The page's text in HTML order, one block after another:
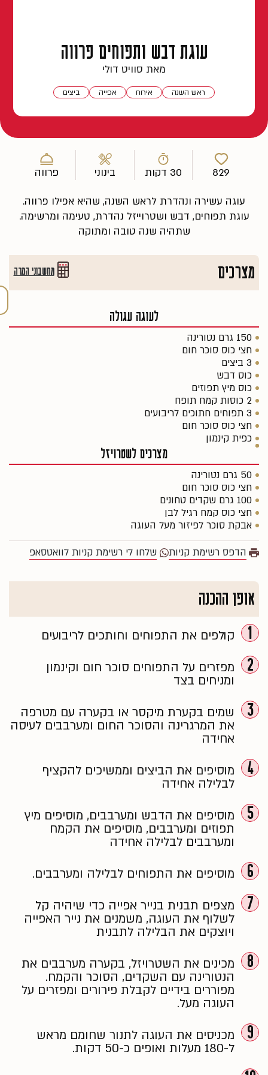
עוגת דבש ותפוחים פרווה
מאת סוויט דולי
ראש השנה אירוח אפייה ביצים
829 30 דקות בינוני פרווה
עוגה עשירה ונהדרת לראש השנה, שהיא אפילו פרווה.
עוגת תפוחים, דבש ושטרוייזל נהדרת, טעימה ומרשימה.
שתהיה שנה טובה ומתוקה
מצרכים מחשבוני המרה
לעוגה עגולה
150 גרם נטורינה
חצי כוס סוכר חום
3 ביצים
כוס דבש
כוס מיץ תפוזים
2 כוסות קמח תופח
3 תפוחים חתוכים לריבועים
חצי כוס סוכר חום
כפית קינמון
מצרכים לשטרויזל
50 גרם נטורינה
חצי כוס סוכר חום
100 גרם שקדים טחונים
חצי כוס קמח רגיל לבן
אבקת סוכר לפיזור מעל העוגה
הדפס רשימת קניות שלחו לי רשימת קניות לוואטסאפ
אופן ההכנה
1 קולפים את התפוחים וחותכים לריבועים
2
מפזרים על התפוחים סוכר חום וקינמון
ומניחים בצד
3
שמים בקערת מיקסר או בקערה עם מטרפה
את המרגרינה והסוכר החום ומערבבים לעיסה
אחידה
4
מוסיפים את הביצים וממשיכים להקציף
לבלילה אחידה
5
מוסיפים את הדבש ומערבבים, מוסיפים מיץ
תפוזים ומערבבים, מוסיפים את הקמח
ומערבבים לבלילה אחידה
6 מוסיפים את התפוחים לבלילה ומערבבים.
7
מצפים תבנית בנייר אפייה כדי שיהיה קל
לשלוף את העוגה, משמנים את נייר האפייה
ויוצקים את הבלילה לתבנית
8
מכינים את השטרויזל, בקערה מערבבים את
הנטורינה עם השקדים, הסוכר והקמח.
מפוררים בידיים לקבלת פירורים ומפזרים על
העוגה מעל.
9
מכניסים את העוגה לתנור שחומם מראש
ל-180 מעלות ואופים כ-50 דקות.